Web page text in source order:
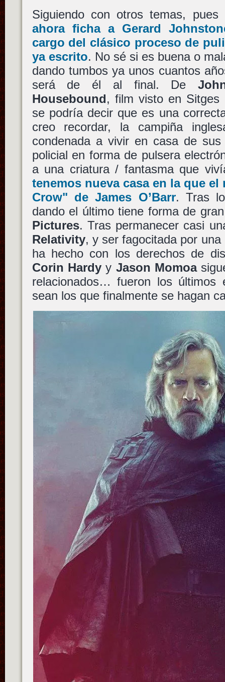
Siguiendo con otros temas, pues
ahora ficha a Gerard
cargo del clásico proceso de
ya escrito. No sé si es buena o
dando tumbos ya unos cuantos
será de él al final. De
Housebound, film visto en
se podría decir que es una
creo recordar, la campiña
condenada a vivir en casa de
policial en forma de pulsera
a una criatura / fantasma que
tenemos nueva casa en la que
Crow" deJames O’Barr. Tras
dando el último tiene forma de
Pictures. Tras permanecer casi
Relativity, y ser fagocitada por
ha hecho con los derechos de
Corin Hardyy Jason Momoa
relacionados… fueron los últimos
sean los que finalmente se hagan